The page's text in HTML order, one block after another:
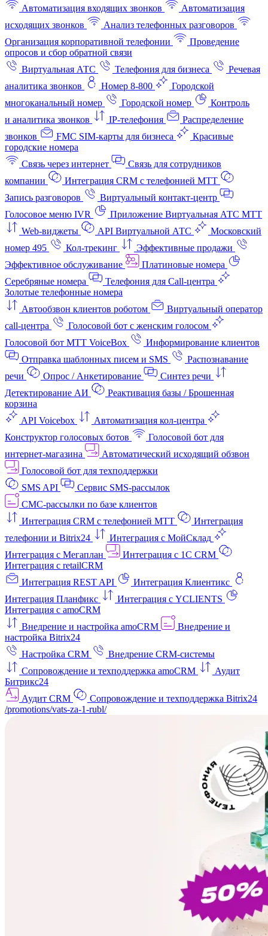
Автоматизация входящих звонков
Автоматизация
исходящих звонков
Анализ телефонных разговоров
Организация корпоративной телефонии
Проведение
опросов и сбор обратной связи
Виртуальная АТС
Телефония для бизнеса
Речевая
аналитика звонков
Номер 8-800
Городской
многоканальный номер
Городской номер
Контроль
и аналитика звонков
IP-телефония
Распределение
звонков
FMC SIM-карты для бизнеса
Красивые
городские номера
Связь через интернет
Связь для сотрудников
компании
Интеграция CRM с телефонией МТТ
Запись разговоров
Виртуальный контакт‑центр
Голосовое меню IVR
Приложение Виртуальная АТС МТТ
Web-виджеты
API Виртуальной АТС
Московский
номер 495
Кол-трекинг
Эффективные продажи
Эффективное обслуживание
Платиновые номера
Серебряные номера
Телефония для Call-центра
Золотые телефонные номера
Автообзвон клиентов роботом
Виртуальный оператор
call-центра
Голосовой бот с женским голосом
Голосовой бот МТТ VoiceBox
Информирование клиентов
Отправка шаблонных писем и SMS
Распознавание
речи
Опрос / Анкетирование
Синтез речи
Детектирование АИ
Реактивация базы / Брошенная
корзина
API Voicebox
Автоматизация кол‑центра
Конструктор голосовых ботов
Голосовой бот для
интернет‑магазина
Автоматический исходящий обзвон
Голосовой бот для техподдержки
SMS API
Сервис SMS-рассылок
СМС-рассылки по базе клиентов
Интеграция CRM с телефонией МТТ
Интеграция
телефонии и Bitrix24
Интеграция с МойСклад
Интеграция с Мегаплан
Интеграция с 1C CRM
Интеграция с retailCRM
Интеграция REST API
Интеграция Клиентикс
Интеграция Планфикс
Интеграция с YCLIENTS
Интеграция с amoCRM
Внедрение и настройка amoCRM
Внедрение и
настройка Bitrix24
Настройка CRM
Внедрение CRM-системы
Сопровождение и техподдержка amoCRM
Аудит
Битрикс24
Аудит CRM
Сопровождение и техподдержка Bitrix24
/promotions/vats-za-1-rubl/